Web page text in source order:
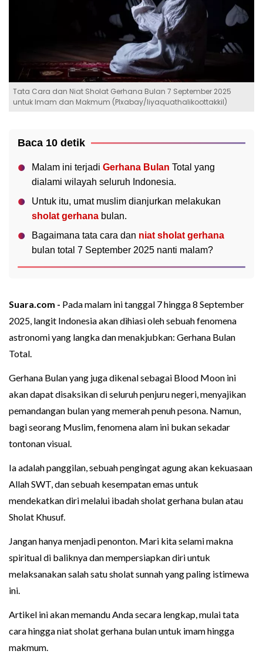
Tata Cara dan Niat Sholat Gerhana Bulan 7 September 2025
untuk Imam dan Makmum (PIxabay/liyaquathalikoottakkil)
Baca 10 detik
Malam ini terjadi Gerhana Bulan Total yang
dialami wilayah seluruh Indonesia.
Untuk itu, umat muslim dianjurkan melakukan
sholat gerhana bulan.
Bagaimana tata cara dan niat sholat gerhana
bulan total 7 September 2025 nanti malam?
Suara.com - Pada malam ini tanggal 7 hingga 8 September
2025, langit Indonesia akan dihiasi oleh sebuah fenomena
astronomi yang langka dan menakjubkan: Gerhana Bulan
Total.
Gerhana Bulan yang juga dikenal sebagai Blood Moon ini
akan dapat disaksikan di seluruh penjuru negeri, menyajikan
pemandangan bulan yang memerah penuh pesona. Namun,
bagi seorang Muslim, fenomena alam ini bukan sekadar
tontonan visual.
Ia adalah panggilan, sebuah pengingat agung akan kekuasaan
Allah SWT, dan sebuah kesempatan emas untuk
mendekatkan diri melalui ibadah sholat gerhana bulan atau
Sholat Khusuf.
Jangan hanya menjadi penonton. Mari kita selami makna
spiritual di baliknya dan mempersiapkan diri untuk
melaksanakan salah satu sholat sunnah yang paling istimewa
ini.
Artikel ini akan memandu Anda secara lengkap, mulai tata
cara hingga niat sholat gerhana bulan untuk imam hingga
makmum.